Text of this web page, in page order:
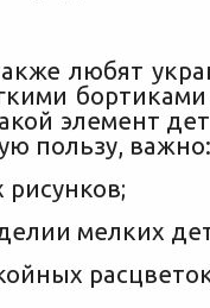
любят
элемент
пользу, важно:
мелких